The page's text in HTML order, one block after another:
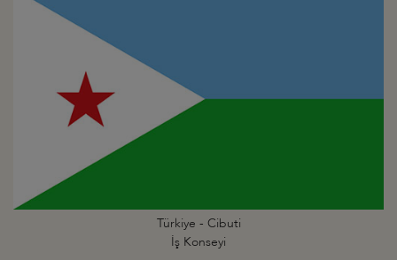
Türkiye - Cibuti
İş Konseyi